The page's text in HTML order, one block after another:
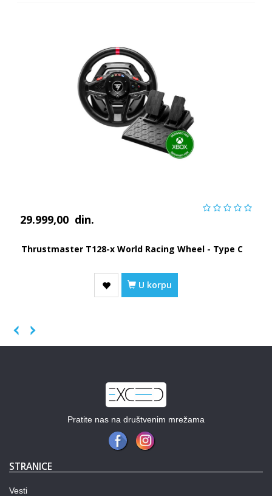
29.999,00 din.
Thrustmaster T128-x World Racing Wheel - Type C
U korpu
Pratite nas na društvenim mrežama
STRANICE
Vesti